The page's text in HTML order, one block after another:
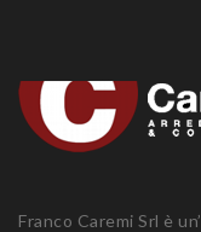
Franco Caremi Srl è